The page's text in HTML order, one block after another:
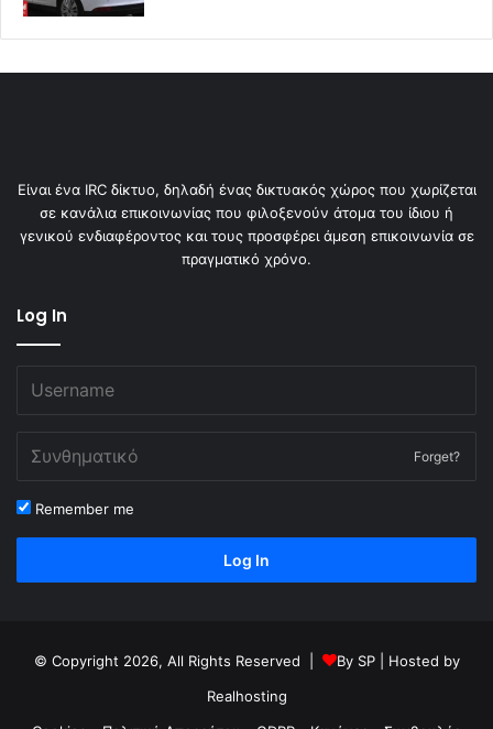
Είναι ένα IRC δίκτυο, δηλαδή ένας δικτυακός χώρος που χωρίζεται
σε κανάλια επικοινωνίας που φιλοξενούν άτομα του ίδιου ή
γενικού ενδιαφέροντος και τους προσφέρει άμεση επικοινωνία σε
πραγματικό χρόνο.
Log In
Forget?
Remember me
Log In
© Copyright 2026, All Rights Reserved | By SP| Hosted by
Realhosting